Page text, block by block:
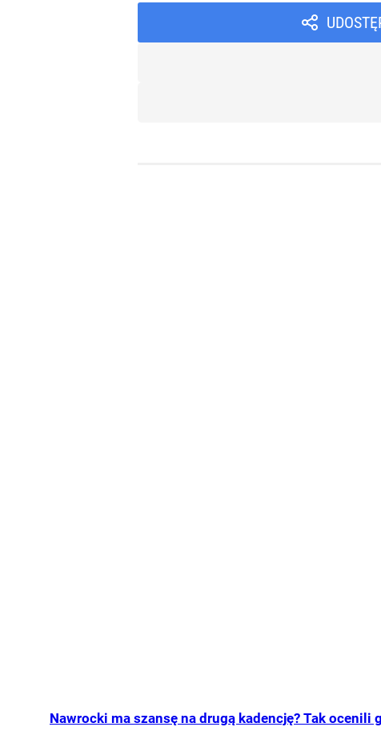
Nawrocki ma szansę na drugą kadencję? Tak ocenili